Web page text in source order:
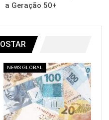
a Geração 50+
NEWS GLOBAL